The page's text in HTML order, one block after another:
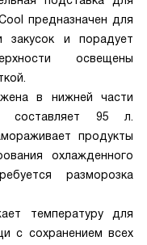
предназначен для
закусок и порадует
освещены
в нижней части
составляет 95 л.
продукты
охлажденного
разморозка
температуру для
с сохранением всех